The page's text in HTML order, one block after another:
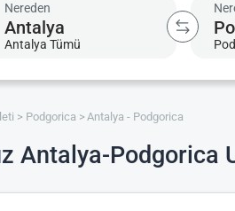
Nereden
Antalya Tümü
Podgorica Antalya - Podgorica
Antalya-Podgorica